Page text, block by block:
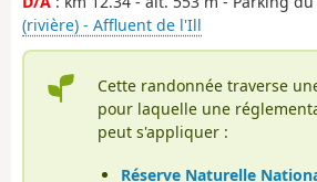
(rivière) - Affluent de l'Ill
Cette randonnée traverse
pour laquelle une
peut s'appliquer :
Réserve Naturelle